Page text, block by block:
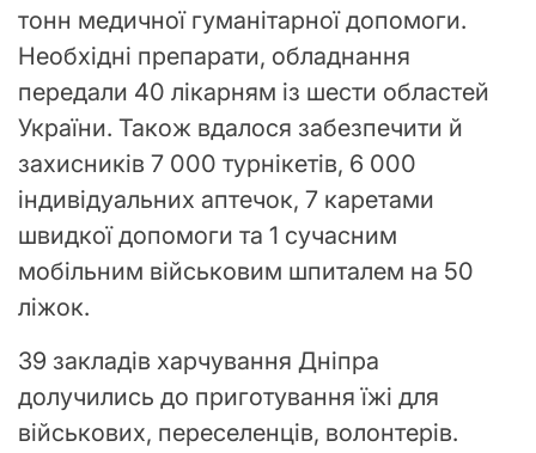
тонн медичної гуманітарної допомоги.
Необхідні препарати, обладнання
передали 40 лікарням із шести областей
України. Також вдалося забезпечити й
захисників 7 000 турнікетів, 6 000
індивідуальних аптечок, 7 каретами
швидкої допомоги та 1 сучасним
мобільним військовим шпиталем на 50
ліжок.
39 закладів харчування Дніпра
долучились до приготування їжі для
військових, переселенців, волонтерів.